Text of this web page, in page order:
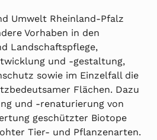
Umwelt Rheinland-Pfalz
Vorhaben in den
Landschaftspflege,
und -gestaltung,
sowie im Einzelfall die
Flächen. Dazu
und -renaturierung von
geschützter Biotope
Tier- und Pflanzenarten.